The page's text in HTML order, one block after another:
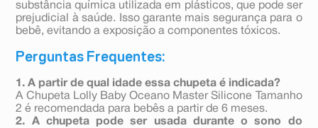
substância química utilizada em plásticos, que pode ser
prejudicial à saúde. Isso garante mais segurança para o
bebê, evitando a exposição a componentes tóxicos.
Perguntas Frequentes:
1. A partir de qual idade essa chupeta é indicada?
A Chupeta Lolly Baby Oceano Master Silicone Tamanho
2 é recomendada para bebês a partir de 6 meses.
2. A chupeta pode ser usada durante o sono do